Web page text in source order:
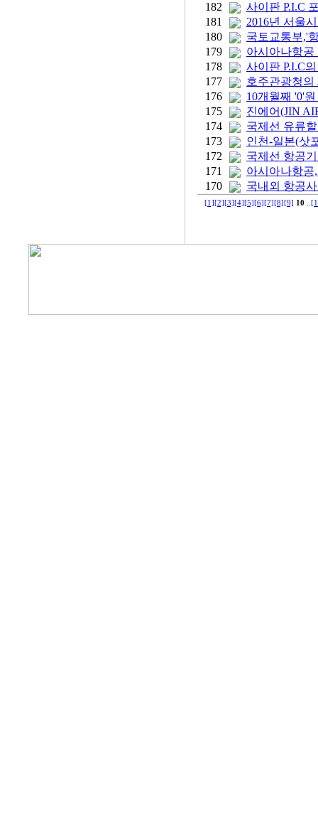
182
사이판 P.I.C
181
2016년 서울
180
국토교통부,'
179
아시아나항공
178
사이판 P.I.C
177
호주관광청
176
10개월째 '0'
175
진에어(JIN
174
국제선 유류
173
인천-일본(삿
172
국제선 항공
171
아시아나항공
170
국내외 항공
[1] [2] [3] [4] [5] [6] [7] [8] [9] 10